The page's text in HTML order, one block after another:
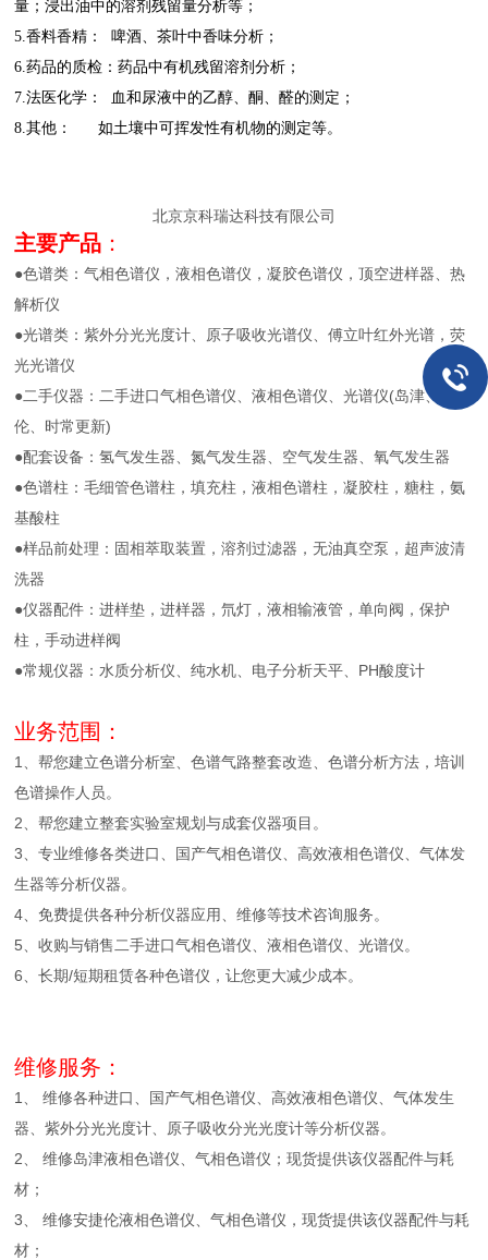
量；浸出油中的溶剂残留量分析等；
5.香料香精： 啤酒、茶叶中香味分析；
6.药品的质检：药品中有机残留溶剂分析；
7.法医化学： 血和尿液中的乙醇、酮、醛的测定；
8.其他： 如土壤中可挥发性有机物的测定等。
北京京科瑞达科技有限公司
主要产品 ：
●色谱类：气相色谱仪，液相色谱仪，凝胶色谱仪，顶空进样器、热
解析仪
●光谱类：紫外分光光度计、原子吸收光谱仪、傅立叶红外光谱，荧
光光谱仪
●二手仪器：二手进口气相色谱仪、液相色谱仪、光谱仪(岛津、安捷
伦、时常更新)
●配套设备：氢气发生器、氮气发生器、空气发生器、氧气发生器
●色谱柱：毛细管色谱柱，填充柱，液相色谱柱，凝胶柱，糖柱，氨
基酸柱
●样品前处理：固相萃取装置，溶剂过滤器，无油真空泵，超声波清
洗器
●仪器配件：进样垫，进样器，氘灯，液相输液管，单向阀，保护
柱，手动进样阀
●常规仪器：水质分析仪、纯水机、电子分析天平、PH酸度计
业务范围：
1、帮您建立色谱分析室、色谱气路整套改造、色谱分析方法，培训
色谱操作人员。
2、帮您建立整套实验室规划与成套仪器项目。
3、专业维修各类进口、国产气相色谱仪、高效液相色谱仪、气体发
生器等分析仪器。
4、免费提供各种分析仪器应用、维修等技术咨询服务。
5、收购与销售二手进口气相色谱仪、液相色谱仪、光谱仪。
6、长期/短期租赁各种色谱仪，让您更大减少成本。
维修服务：
1、 维修各种进口、国产气相色谱仪、高效液相色谱仪、气体发生
器、紫外分光光度计、原子吸收分光光度计等分析仪器。
2、 维修岛津液相色谱仪、气相色谱仪；现货提供该仪器配件与耗
材；
3、 维修安捷伦液相色谱仪、气相色谱仪，现货提供该仪器配件与耗
材；